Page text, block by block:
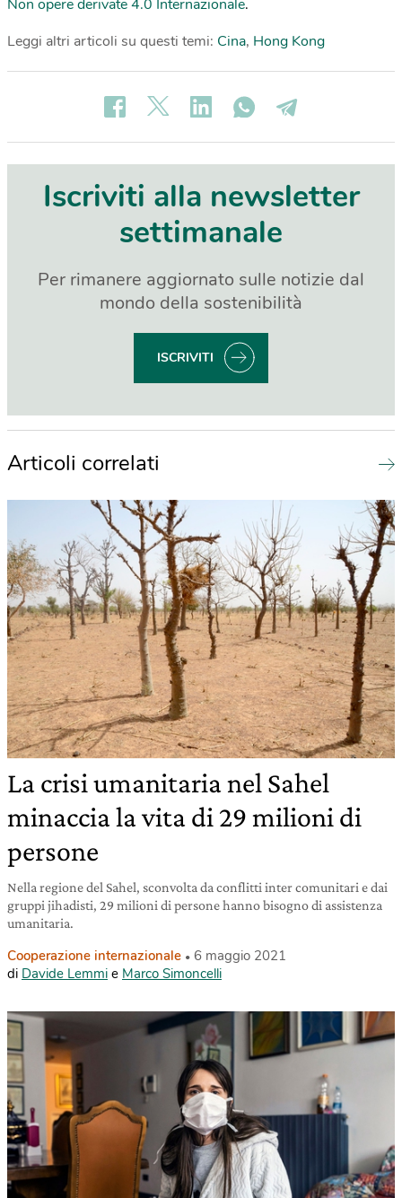
Non opere derivate 4.0 Internazionale.
Leggi altri articoli su questi temi: Cina, Hong Kong
Iscriviti alla newsletter
settimanale
Per rimanere aggiornato sulle notizie dal
mondo della sostenibilità
ISCRIVITI
Articoli correlati
La crisi umanitaria nel Sahel
minaccia la vita di 29 milioni di
persone
Nella regione del Sahel, sconvolta da conflitti inter comunitari e dai
gruppi jihadisti, 29 milioni di persone hanno bisogno di assistenza
umanitaria.
Cooperazione internazionale
6 maggio 2021
di Davide Lemmi e Marco Simoncelli